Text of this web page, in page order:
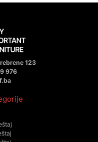
123
976